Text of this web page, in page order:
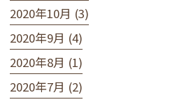
2020年10月 (3)
2020年9月 (4)
2020年8月 (1)
2020年7月 (2)